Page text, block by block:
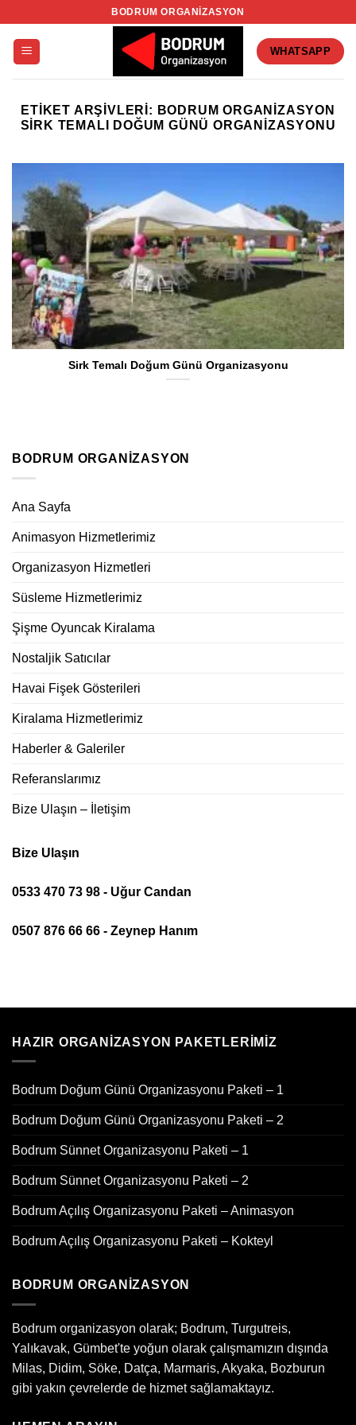
BODRUM ORGANIZASYON
WHATSAPP
ETIKET ARŞIVLERI: BODRUM ORGANIZASYON
SIRK TEMALI DOĞUM GÜNÜ ORGANIZASYONU
Sirk Temalı Doğum Günü Organizasyonu
BODRUM ORGANIZASYON
Ana Sayfa
Animasyon Hizmetlerimiz
Organizasyon Hizmetleri
Süsleme Hizmetlerimiz
Şişme Oyuncak Kiralama
Nostaljik Satıcılar
Havai Fişek Gösterileri
Kiralama Hizmetlerimiz
Haberler & Galeriler
Referanslarımız
Bize Ulaşın – İletişim
Bize Ulaşın
0533 470 73 98 - Uğur Candan
0507 876 66 66 - Zeynep Hanım
HAZIR ORGANIZASYON PAKETLERIMIZ
Bodrum Doğum Günü Organizasyonu Paketi – 1
Bodrum Doğum Günü Organizasyonu Paketi – 2
Bodrum Sünnet Organizasyonu Paketi – 1
Bodrum Sünnet Organizasyonu Paketi – 2
Bodrum Açılış Organizasyonu Paketi – Animasyon
Bodrum Açılış Organizasyonu Paketi – Kokteyl
BODRUM ORGANIZASYON
Bodrum organizasyon olarak; Bodrum, Turgutreis,
Yalıkavak, Gümbet'te yoğun olarak çalışmamızın dışında
Milas, Didim, Söke, Datça, Marmaris, Akyaka, Bozburun
gibi yakın çevrelerde de hizmet sağlamaktayız.